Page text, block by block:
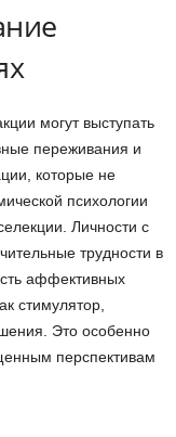
могут выступать
переживания и
которые не
психологии
Личности с
трудности в
аффективных
стимулятор,
Это особенно
перспективам